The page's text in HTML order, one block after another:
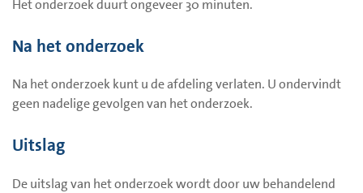
Het onderzoek duurt ongeveer 30 minuten.
Na het onderzoek
Na het onderzoek kunt u de afdeling verlaten. U ondervindt
geen nadelige gevolgen van het onderzoek.
Uitslag
De uitslag van het onderzoek wordt door uw behandelend